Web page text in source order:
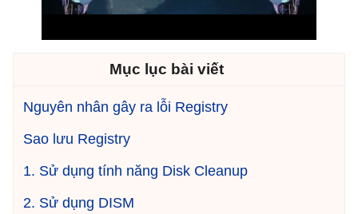
Mục lục bài viết
Nguyên nhân gây ra lỗi Registry
Sao lưu Registry
1. Sử dụng tính năng Disk Cleanup
2. Sử dụng DISM